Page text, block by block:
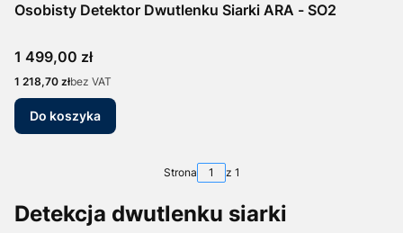
Osobisty Detektor Dwutlenku Siarki ARA - SO2
Cena
1 499,00 zł
Cena
1 218,70 złbez VAT
Do koszyka
Strona z 1
Detekcja dwutlenku siarki